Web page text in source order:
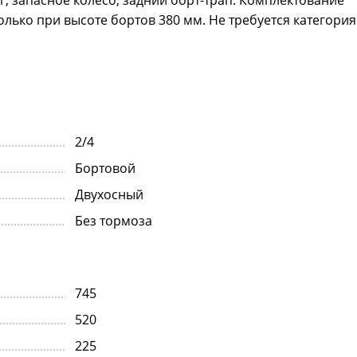
при высоте бортов 380 мм. Не требуется
2/4
Бортовой
Двухосный
Без тормоза
745
520
225